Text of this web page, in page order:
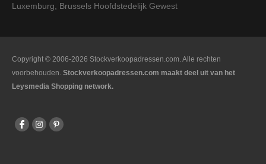
Luxemburg
Brussels Hoofdstedelijk Gewest
Copyright © 2006-2026 Stockverkoopadressen.com. Alle rechten
voorbehouden. Stockverkoopadressen.com maakt deel uit van het
Leysmedia Shopping network.